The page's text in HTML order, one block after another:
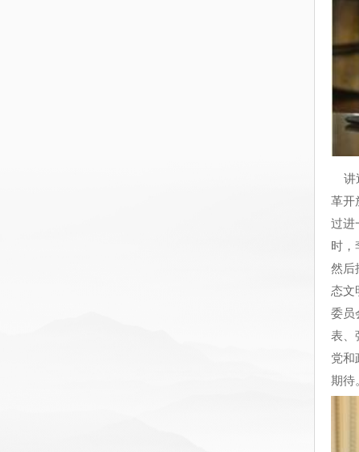
讲
革开
过进
时，
然后
态文
委员
表、
党和
期待